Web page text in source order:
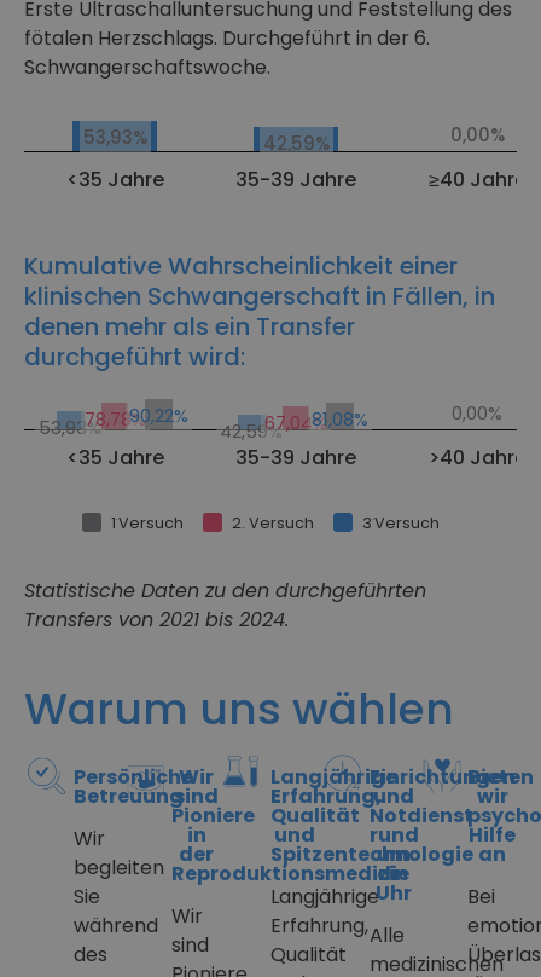
Erste Ultraschalluntersuchung und Feststellung des
fötalen Herzschlags. Durchgeführt in der 6.
Schwangerschaftswoche.
Rate der per Ultraschall bestätigten Schwangerschaften (ROPA)
<35 Jahre
53,93%
35-39 Jahre
42,59%
≥40 Jahre
0,00%
Kumulative Wahrscheinlichkeit einer
klinischen Schwangerschaft in Fällen, in
denen mehr als ein Transfer
durchgeführt wird:
Kumulative Erfolgsrate (ROPA)
<35 Jahre
53,93%78,78%90,22%
35-39 Jahre
42,59%67,04%81,08%
>40 Jahre
0,00%
1.Versuch 2. Versuch 3.Versuch
Statistische Daten zu den durchgeführten
Transfers von 2021 bis 2024.
Warum uns wählen
Persönliche
Betreuung
Wir
begleiten
Sie
während
des
Wir
sind
Pioniere
in
der
Reproduktionsmedizin
Wir
sind
Langjährige
Erfahrung,
Qualität
und
Spitzentechnologie
Langjährige
Erfahrung,
Qualität
Einrichtungen
und
Notdienst
rund
um
die
Uhr
Alle
medizinischen
Bieten
wir
Hilfe
an
Bei